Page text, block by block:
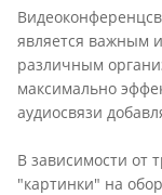
является важным
различным
максимально
аудиосвязи
В зависимости от
"картинки" на